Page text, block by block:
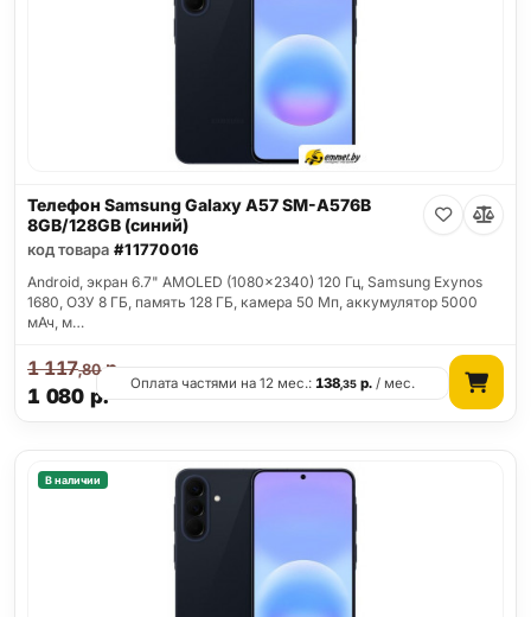
Телефон Samsung Galaxy A57 SM-A576B
8GB/128GB (синий)
код товара #11770016
Android, экран 6.7" AMOLED (1080x2340) 120 Гц, Samsung Exynos
1680, ОЗУ 8 ГБ, память 128 ГБ, камера 50 Мп, аккумулятор 5000
мАч, м…
1 080 р.
1 117,80р.
Оплата частями на 12 мес.:138,35 р. / мес.
В наличии